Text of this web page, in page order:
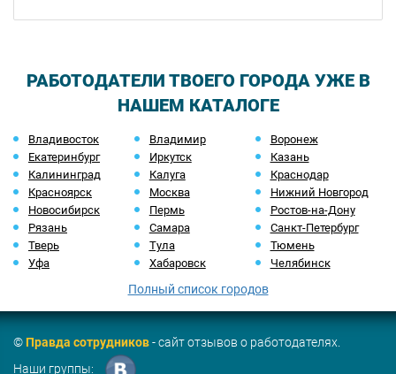
РАБОТОДАТЕЛИ ТВОЕГО ГОРОДА УЖЕ В
НАШЕМ КАТАЛОГЕ
Владивосток Владимир
Воронеж
Екатеринбург
Иркутск
Казань
Калининград
Калуга
Краснодар
Красноярск
Москва
Нижний Новгород
Новосибирск
Пермь
Ростов-на-Дону
Рязань
Самара
Санкт-Петербург
Тверь
Тула
Тюмень
Уфа
Хабаровск Челябинск
Полный список городов
©Правда сотрудников- сайт отзывов о работодателях.
Наши группы: